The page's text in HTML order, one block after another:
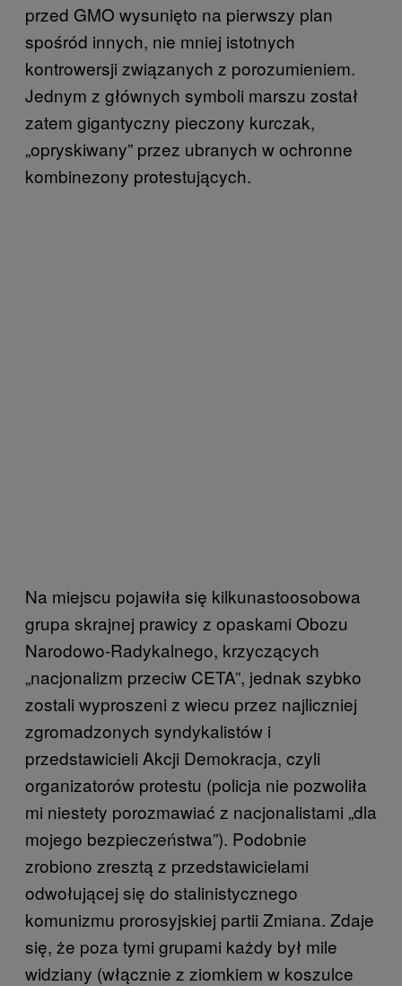
przed GMO wysunięto na pierwszy plan
spośród innych, nie mniej istotnych
kontrowersji związanych z porozumieniem.
Jednym z głównych symboli marszu został
zatem gigantyczny pieczony kurczak,
„opryskiwany” przez ubranych w ochronne
kombinezony protestujących.
Na miejscu pojawiła się kilkunastoosobowa
grupa skrajnej prawicy z opaskami Obozu
Narodowo-Radykalnego, krzyczących
„nacjonalizm przeciw CETA”, jednak szybko
zostali wyproszeni z wiecu przez najliczniej
zgromadzonych syndykalistów i
przedstawicieli Akcji Demokracja, czyli
organizatorów protestu (policja nie pozwoliła
mi niestety porozmawiać z nacjonalistami „dla
mojego bezpieczeństwa”). Podobnie
zrobiono zresztą z przedstawicielami
odwołującej się do stalinistycznego
komunizmu prorosyjskiej partii Zmiana. Zdaje
się, że poza tymi grupami każdy był mile
widziany (włącznie z ziomkiem w koszulce